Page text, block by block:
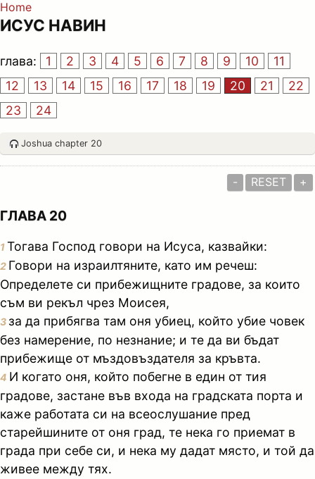
Home
ИСУС НАВИН
глава: 1 2 3 4 5 6 7 8 9 10
11
12
13 14 15 16 17 18 19 20 21
22
23
24
Joshua chapter 20
- RESET +
ГЛАВА 20
1Тогава Господ говори на Исуса, казвайки:
2 Говори на израилтяните, като им речеш:
Определете си прибежищните градове, за които
съм ви рекъл чрез Моисея,
3 за да прибягва там оня убиец, който убие човек
без намерение, по незнание; и те да ви бъдат
прибежище от мъздовъздателя за кръвта.
4 И когато оня, който побегне в един от тия
градове, застане във входа на градската порта и
каже работата си на всеослушание пред
старейшините от оня град, те нека го приемат в
града при себе си, и нека му дадат място, и той да
живее между тях.